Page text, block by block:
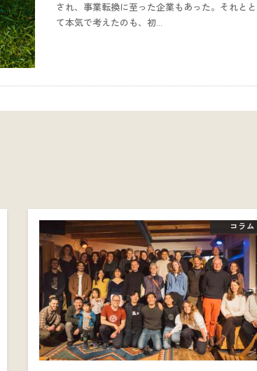
され、事業転換に至った企業もあった。それと
て本気で考えたのも、初…
コラム